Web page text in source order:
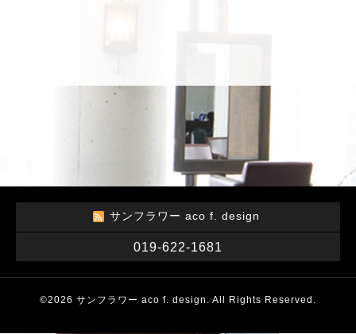
サンフラワー aco f. design
019-622-1681
©2026 サンフラワー aco f. design . All Rights Reserved.